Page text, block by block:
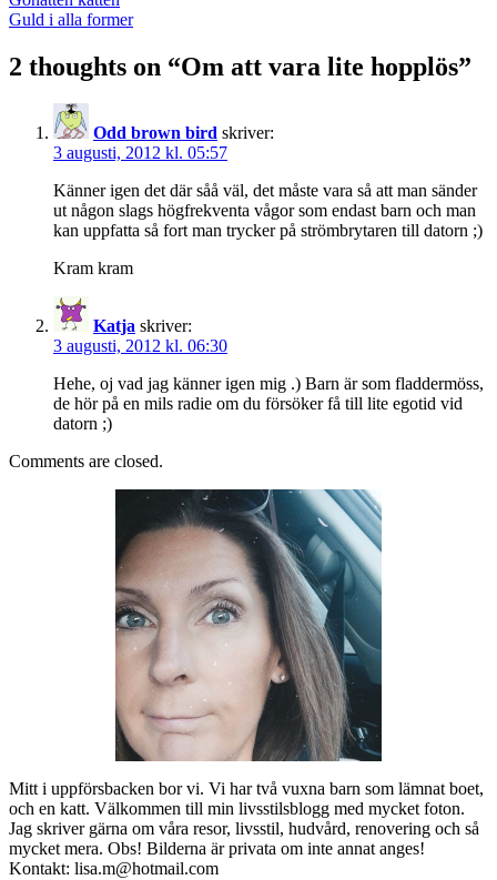
navigation
Guld i alla former
2 thoughts on “Om att vara lite hopplös”
Odd brown bird skriver:
3 augusti, 2012 kl. 05:57
Känner igen det där såå väl, det måste vara så att man sänder
ut någon slags högfrekventa vågor som endast barn och man
kan uppfatta så fort man trycker på strömbrytaren till datorn ;)
Kram kram
Katja skriver:
3 augusti, 2012 kl. 06:30
Hehe, oj vad jag känner igen mig .) Barn är som fladdermöss,
de hör på en mils radie om du försöker få till lite egotid vid
datorn ;)
Comments are closed.
Mitt i uppförsbacken bor vi. Vi har två vuxna barn som lämnat boet,
och en katt. Välkommen till min livsstilsblogg med mycket foton.
Jag skriver gärna om våra resor, livsstil, hudvård, renovering och så
mycket mera. Obs! Bilderna är privata om inte annat anges!
Kontakt: lisa.m@hotmail.com